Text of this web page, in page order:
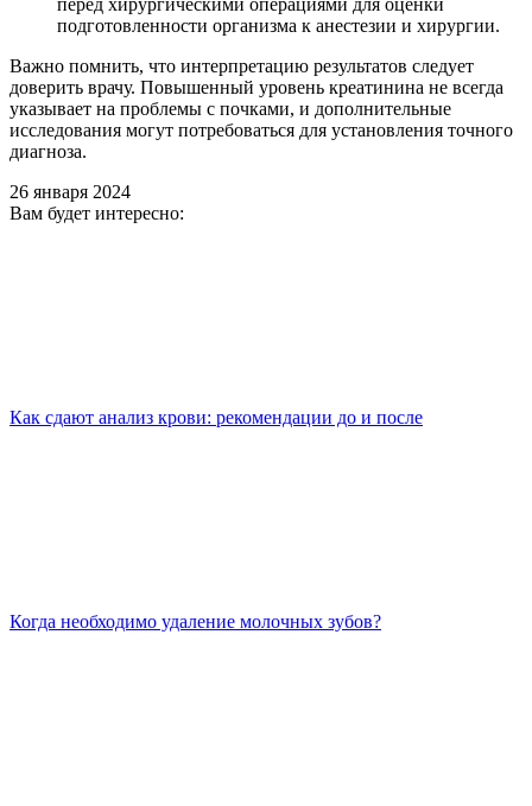
перед хирургическими операциями для оценки
подготовленности организма к анестезии и хирургии.
Важно помнить, что интерпретацию результатов следует
доверить врачу. Повышенный уровень креатинина не всегда
указывает на проблемы с почками, и дополнительные
исследования могут потребоваться для установления точного
диагноза.
26 января 2024
Вам будет интересно:
Как сдают анализ крови: рекомендации до и после
Когда необходимо удаление молочных зубов?